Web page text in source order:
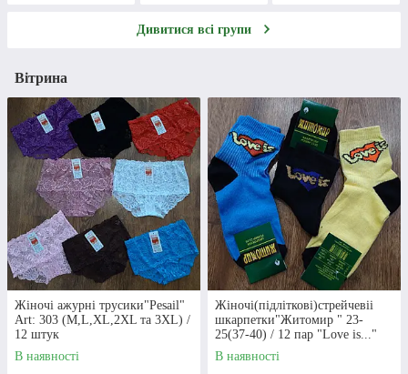
Дивитися всі групи
Вітрина
Жіночі ажурні трусики"Pesail"
Art: 303 (M,L,XL,2XL та 3XL) /
12 штук
В наявності
Жіночі(підліткові)стрейчевіі
шкарпетки"Житомир " 23-
25(37-40) / 12 пар "Love is..."
В наявності